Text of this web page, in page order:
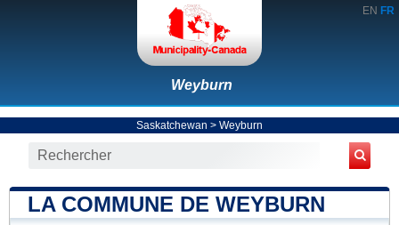
EN FR
Weyburn
Saskatchewan > Weyburn
LA COMMUNE DE WEYBURN